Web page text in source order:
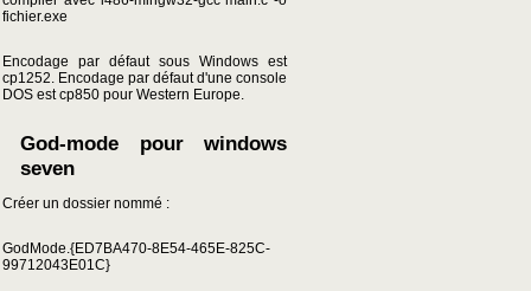
fichier.exe
Encodage par défaut sous Windows est
cp1252. Encodage par défaut d'une console
DOS est cp850 pour Western Europe.
God-mode pour windows
seven
Créer un dossier nommé :
GodMode.{ED7BA470-8E54-465E-825C-
99712043E01C}